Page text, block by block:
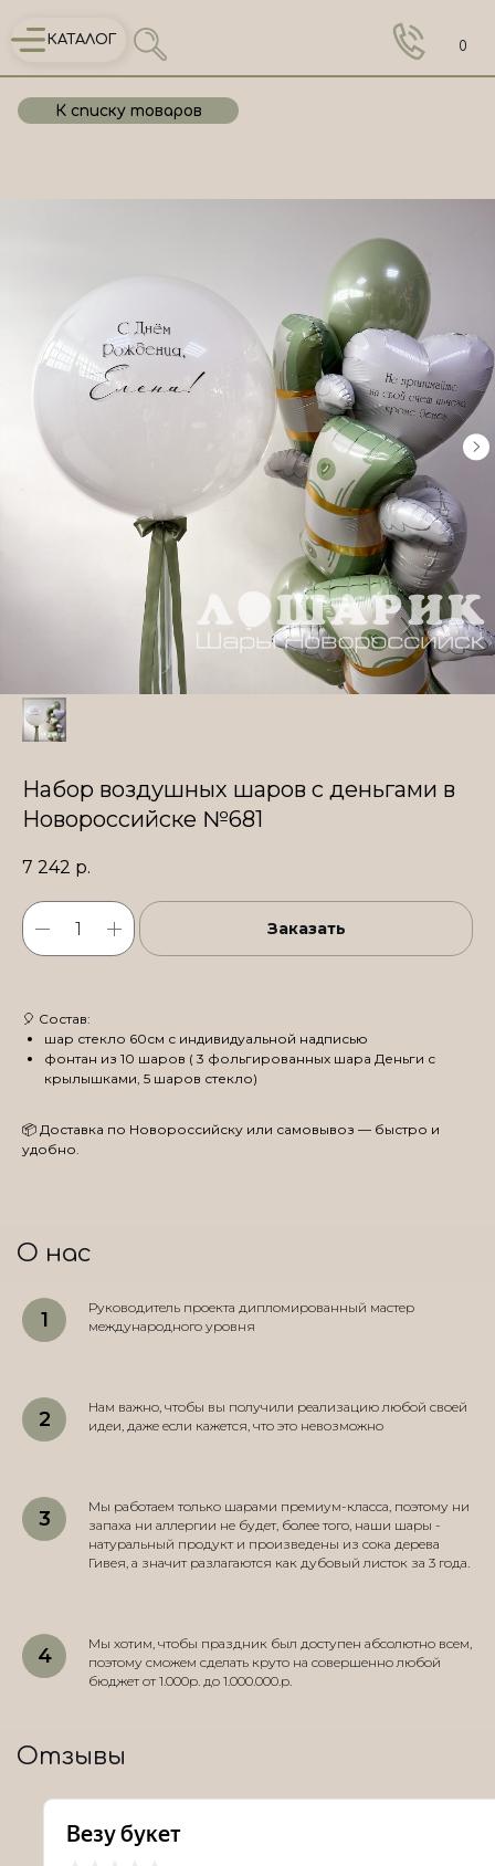
КАТАЛОГ 0
К списку товаров
Набор воздушных шаров с деньгами в
Новороссийске №681
7 242 р.
Заказать
🎈 Состав:
шар стекло 60см с индивидуальной надписью
фонтан из 10 шаров ( 3 фольгированных шара Деньги с
крылышками, 5 шаров стекло)
📦 Доставка по Новороссийску или самовывоз — быстро и
удобно.
О нас
Руководитель проекта дипломированный мастер
международного уровня
Нам важно, чтобы вы получили реализацию любой своей
идеи, даже если кажется, что это невозможно
Мы работаем только шарами премиум-класса, поэтому ни
запаха ни аллергии не будет, более того, наши шары -
натуральный продукт и произведены из сока дерева
Гивея, а значит разлагаются как дубовый листок за 3 года.
Мы хотим, чтобы праздник был доступен абсолютно всем,
поэтому сможем сделать круто на совершенно любой
бюджет от 1.000р. до 1.000.000.р.
Отзывы